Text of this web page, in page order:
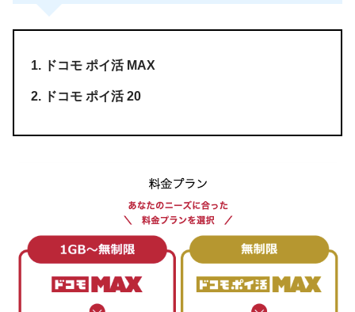
ドコモ ポイ活 MAX
ドコモ ポイ活 20